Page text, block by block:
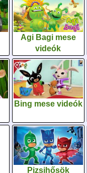
Agi Bagi mese
videók
Bing mese videók
Pizsihősök